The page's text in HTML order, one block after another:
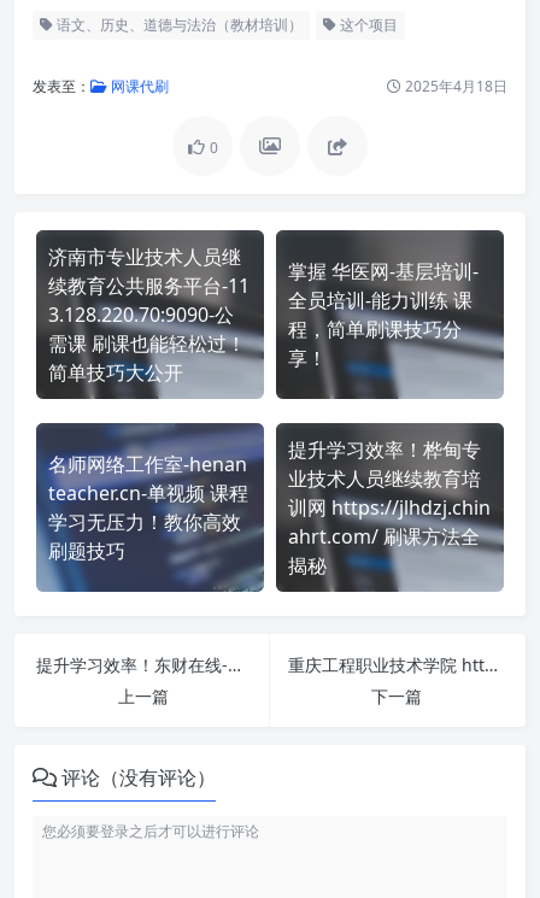
语文、历史、道德与法治（教材培训） 这个项目
发表至： 网课代刷 2025年4月18日
0
济南市专业技术人员继
续教育公共服务平台-11
3.128.220.70:9090-公
需课 刷课也能轻松过！
简单技巧大公开
掌握 华医网-基层培训-
全员培训-能力训练 课
程，简单刷课技巧分
享！
名师网络工作室-henan
teacher.cn-单视频 课程
学习无压力！教你高效
刷题技巧
提升学习效率！桦甸专
业技术人员继续教育培
训网 https://jlhdzj.chin
ahrt.com/ 刷课方法全
揭秘
提升学习效率！东财在线-宁波市 http://nbkj.edufe.cn/ 刷课方法全揭秘
上一篇
重庆工程职业技术学院 https://cqgczyjsxy.wdxuetang.cn/student/#/login 刷课也能轻松过！简单技巧大公开
下一篇
评论（没有评论）